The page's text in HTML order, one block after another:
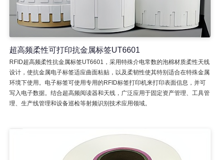
超高频柔性可打印抗金属标签UT6601
RFID超高频柔性抗金属标签UT6601，采用特殊介电常数的泡棉材质柔性天线
设计，使抗金属电子标签适应曲面粘贴，以及柔韧性使其特别适合在特殊金属
环境下使用。电子标签可使用专用的RFID标签打印机来打印表面信息，并可
写入电子数据。结合超高频阅读器和天线，广泛应用于固定资产管理、工具管
理、生产线管理和设备巡检等射频识别技术应用领域。